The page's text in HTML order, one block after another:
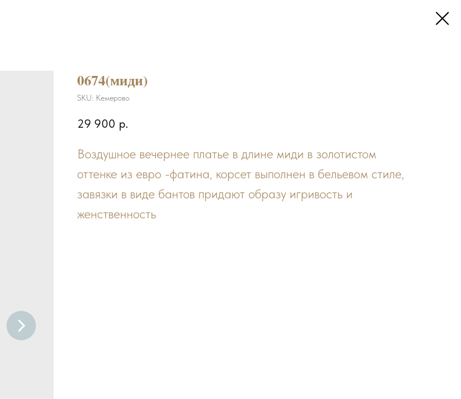
0674(миди)
SKU: Кемерово
29 900 р.
Воздушное вечернее платье в длине миди в золотистом
оттенке из евро -фатина, корсет выполнен в бельевом стиле,
завязки в виде бантов придают образу игривость и
женственность